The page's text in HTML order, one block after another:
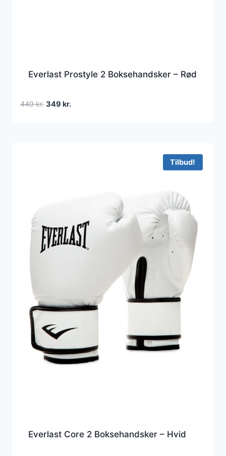
Everlast Prostyle 2 Boksehandsker – Rød
449kr. Den
349 kr.Den
Tilbud!
Everlast Core 2 Boksehandsker – Hvid